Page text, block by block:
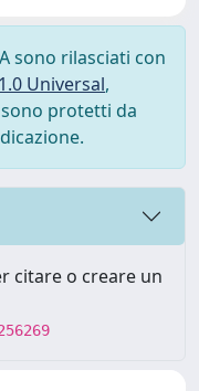
sono rilasciati con
Universal,
protetti da
citare o creare un